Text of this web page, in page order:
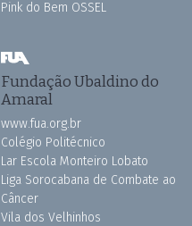
Pink do Bem OSSEL
Fundação Ubaldino do
Amaral
www.fua.org.br
Colégio Politécnico
Lar Escola Monteiro Lobato
Liga Sorocabana de Combate ao
Câncer
Vila dos Velhinhos